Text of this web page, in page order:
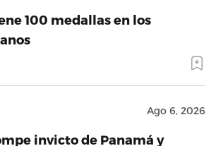
100 medallas en los
Ago 6, 2026
invicto de Panamá y